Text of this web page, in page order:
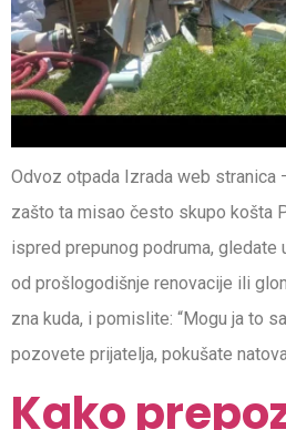
Odvoz otpada Izrada web stranica
zašto ta misao često skupo košta
ispred prepunog podruma, gledate
od prošlogodišnje renovacije ili
zna kuda, i pomislite: “Mogu ja to
pozovete prijatelja, pokušate
Kako